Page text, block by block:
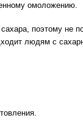
омоложению.
поэтому не
людям с